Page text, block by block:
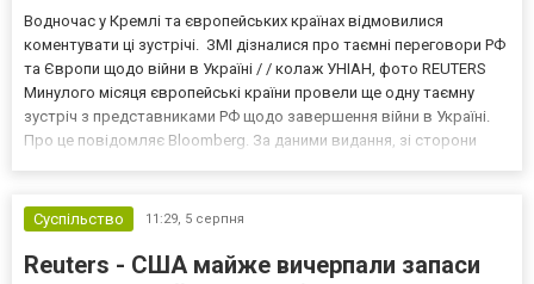
Водночас у Кремлі та європейських країнах відмовилися
коментувати ці зустрічі. ЗМІ дізналися про таємні переговори РФ
та Європи щодо війни в Україні / / колаж УНІАН, фото REUTERS
Минулого місяця європейські країни провели ще одну таємну
зустріч з представниками РФ щодо завершення війни в Україні.
Про це повідомляє Bloomberg. За даними видання, зі сторони
Суспільство
11:29, 5 серпня
Reuters - США майже вичерпали запаси